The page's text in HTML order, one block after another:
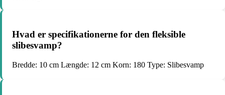
Hvad er specifikationerne for den fleksible
slibesvamp?
Bredde: 10 cm Længde: 12 cm Korn: 180 Type: Slibesvamp